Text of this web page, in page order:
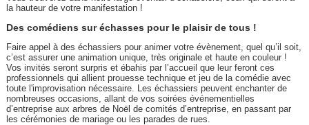
la hauteur de votre manifestation !
Des comédiens sur échasses pour le plaisir de tous !
Faire appel à des échassiers pour animer votre évènement, quel qu’il soit,
c’est assurer une animation unique, très originale et haute en couleur !
Vos invités seront surpris et ébahis par l’accueil que leur feront ces
professionnels qui allient prouesse technique et jeu de la comédie avec
toute l'improvisation nécessaire. Les échassiers peuvent enchanter de
nombreuses occasions, allant de vos soirées événementielles
d’entreprise aux arbres de Noël de comités d’entreprise, en passant par
les cérémonies de mariage ou les parades de rues.